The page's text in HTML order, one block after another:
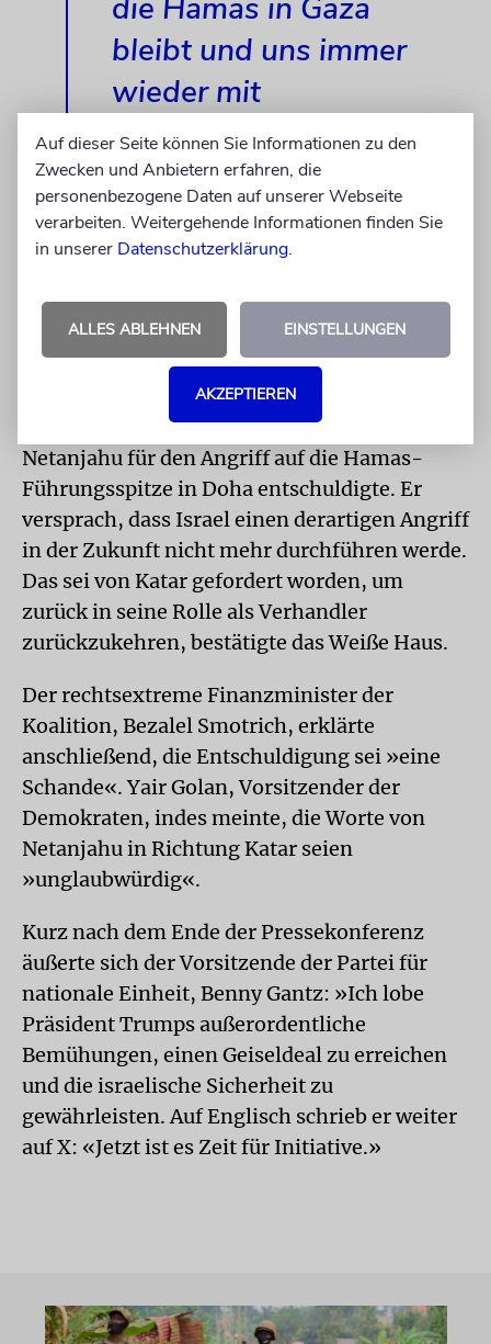
die Hamas in Gaza
bleibt und uns immer
wieder mit
schrecklichen
Massakern bedrohen
kann.«
Zum Beispiel zu einem trilateralen Telefonat
zwischen den beiden und dem katarischen
Premierminister Mohammed Bin
Abdulrahman al-Thani, bei dem sich
Netanjahu für den Angriff auf die Hamas-
Führungsspitze in Doha entschuldigte. Er
versprach, dass Israel einen derartigen Angriff
in der Zukunft nicht mehr durchführen werde.
Das sei von Katar gefordert worden, um
zurück in seine Rolle als Verhandler
zurückzukehren, bestätigte das Weiße Haus.
Der rechtsextreme Finanzminister der
Koalition, Bezalel Smotrich, erklärte
anschließend, die Entschuldigung sei »eine
Schande«. Yair Golan, Vorsitzender der
Demokraten, indes meinte, die Worte von
Netanjahu in Richtung Katar seien
»unglaubwürdig«.
Kurz nach dem Ende der Pressekonferenz
äußerte sich der Vorsitzende der Partei für
nationale Einheit, Benny Gantz: »Ich lobe
Präsident Trumps außerordentliche
Bemühungen, einen Geiseldeal zu erreichen
und die israelische Sicherheit zu
gewährleisten. Auf Englisch schrieb er weiter
auf X: «Jetzt ist es Zeit für Initiative.»
Auf dieser Seite können Sie Informationen zu den
Zwecken und Anbietern erfahren, die
personenbezogene Daten auf unserer Webseite
verarbeiten. Weitergehende Informationen finden Sie
in unserer Datenschutzerklärung.
ALLES ABLEHNEN EINSTELLUNGEN
AKZEPTIEREN